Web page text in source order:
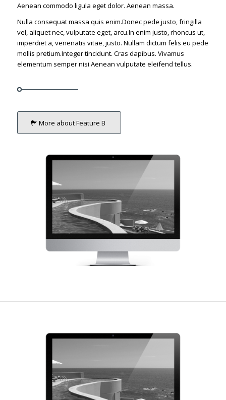
Aenean commodo ligula eget dolor. Aenean massa.
Nulla consequat massa quis enim.Donec pede justo, fringilla
vel, aliquet nec, vulputate eget, arcu.In enim justo, rhoncus ut,
imperdiet a, venenatis vitae, justo. Nullam dictum felis eu pede
mollis pretium.Integer tincidunt. Cras dapibus. Vivamus
elementum semper nisi.Aenean vulputate eleifend tellus.
More about Feature B